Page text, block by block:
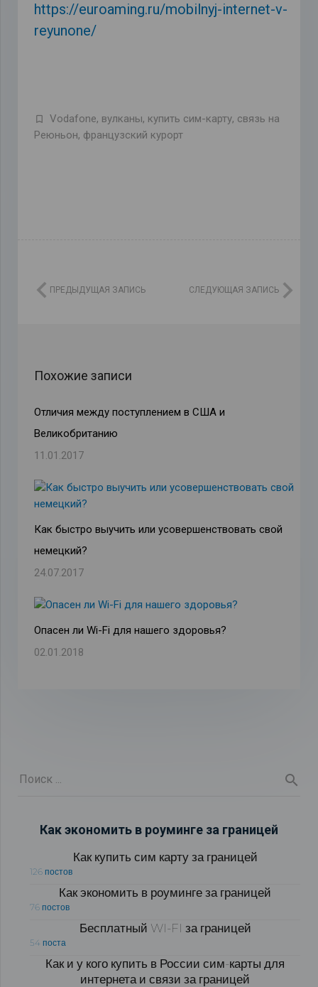
https://euroaming.ru/mobilnyj-internet-v-
reyunone/
Vodafone, вулканы, купить сим-карту, связь на
Реюньон, французский курорт
ПРЕДЫДУЩАЯ ЗАПИСЬ СЛЕДУЮЩАЯ ЗАПИСЬ
Похожие записи
Отличия между поступлением в США и
Великобританию
11.01.2017
Как быстро выучить или усовершенствовать свой
немецкий?
24.07.2017
Опасен ли Wi-Fi для нашего здоровья?
02.01.2018
Как экономить в роуминге за границей
Как купить сим карту за границей
126 постов
Как экономить в роуминге за границей
76 постов
Бесплатный WI-FI за границей
54 поста
Как и у кого купить в России сим-карты для
интернета и связи за границей